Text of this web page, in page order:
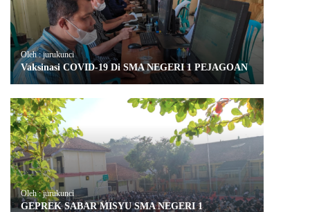
Oleh : jurukunci
Vaksinasi COVID-19 Di SMA NEGERI 1 PEJAGOAN
Oleh : jurukunci
GEPREK SABAR MISYU SMA NEGERI 1